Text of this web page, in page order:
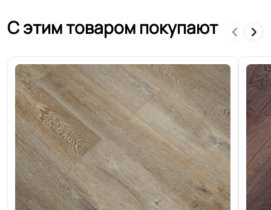
Лин.-ПВХ, тип-ПРП
Структура
Гетерогенный многослойный тзи
основа
Основа Войлочная
Ширина 1.5-2.0-2.5-3.0-3.5-4.0 м
Толщина 1.8 мм
С этим товаром покупают